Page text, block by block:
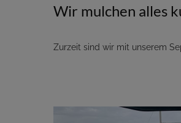
Wir mulchen alles
Zurzeit sind wir mit unserem